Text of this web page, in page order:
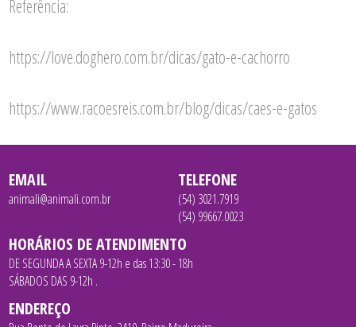
Referência:
https://love.doghero.com.br/dicas/gato-e-cachorro
https://www.racoesreis.com.br/blog/dicas/caes-e-gatos
EMAIL
animali@animali.com.br
TELEFONE
(54) 3021.7919
(54) 99667.0023
HORÁRIOS DE ATENDIMENTO
DE SEGUNDA A SEXTA 9-12h e das 13:30 - 18h
SÁBADOS DAS 9-12h .
ENDEREÇO